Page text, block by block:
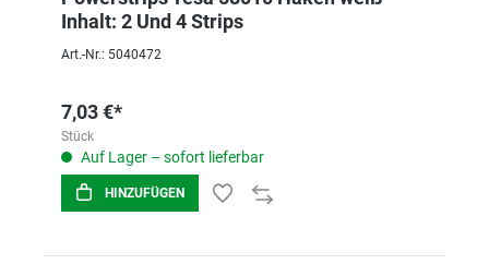
Inhalt: 2 Und 4 Strips
Art.-Nr.: 5040472
7,03 €*
Stück
Auf Lager – sofort lieferbar
HINZUFÜGEN